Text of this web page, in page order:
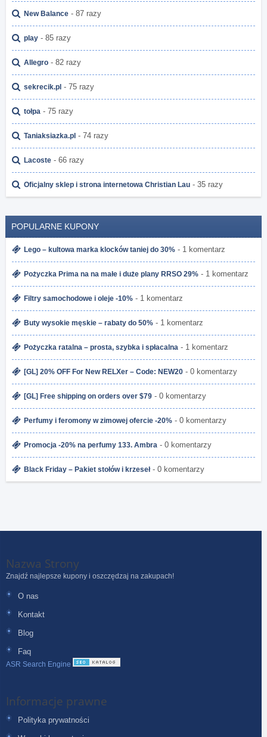
New Balance - 87 razy
play - 85 razy
Allegro - 82 razy
sekrecik.pl - 75 razy
tołpa - 75 razy
Taniaksiazka.pl - 74 razy
Lacoste - 66 razy
Oficjalny sklep i strona internetowa Christian Lau - 35 razy
POPULARNE KUPONY
Lego – kultowa marka klocków taniej do 30% - 1 komentarz
Pożyczka Prima na na małe i duże plany RRSO 29% - 1 komentarz
Filtry samochodowe i oleje -10% - 1 komentarz
Buty wysokie męskie – rabaty do 50% - 1 komentarz
Pożyczka ratalna – prosta, szybka i spłacalna - 1 komentarz
[GL] 20% OFF For New RELXer – Code: NEW20 - 0 komentarzy
[GL] Free shipping on orders over $79 - 0 komentarzy
Perfumy i feromony w zimowej ofercie -20% - 0 komentarzy
Promocja -20% na perfumy 133. Ambra - 0 komentarzy
Black Friday – Pakiet stołów i krzeseł- 0 komentarzy
Nazwa Strony
Znajdź najlepsze kupony i oszczędzaj na zakupach!
O nas
Kontakt
Blog
Faq
ASR Search Engine
Informacje prawne
Polityka prywatności